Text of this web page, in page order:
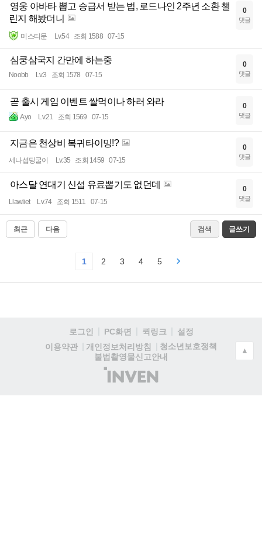
영웅 아바타 뽑고 승급서 받는 법, 로드나인 2주년 소환 챌
린지 해봤더니
미스티문 Lv.54 조회 1588 07-15
0
댓글
심쿵삼국지 간만에 하는중
Noobb Lv.3 조회 1578 07-15
0
댓글
곧 출시 게임 이벤트 쌀먹이나 하러 와라
Ayo Lv.21 조회 1569 07-15
0
댓글
지금은 천상비 복귀타이밍!?
세나섭딩굴이 Lv.35 조회 1459 07-15
0
댓글
아스달 연대기 신섭 유료뽑기도 없던데
Llawliet Lv.74 조회 1511 07-15
0
댓글
최근 다음 검색 글쓰기
1 2 3 4 5
로그인 PC화면 퀵링크
설정
이용약관
개인정보처리방침
청소년보호정책
불법촬영물신고안내
(주)
인
▲